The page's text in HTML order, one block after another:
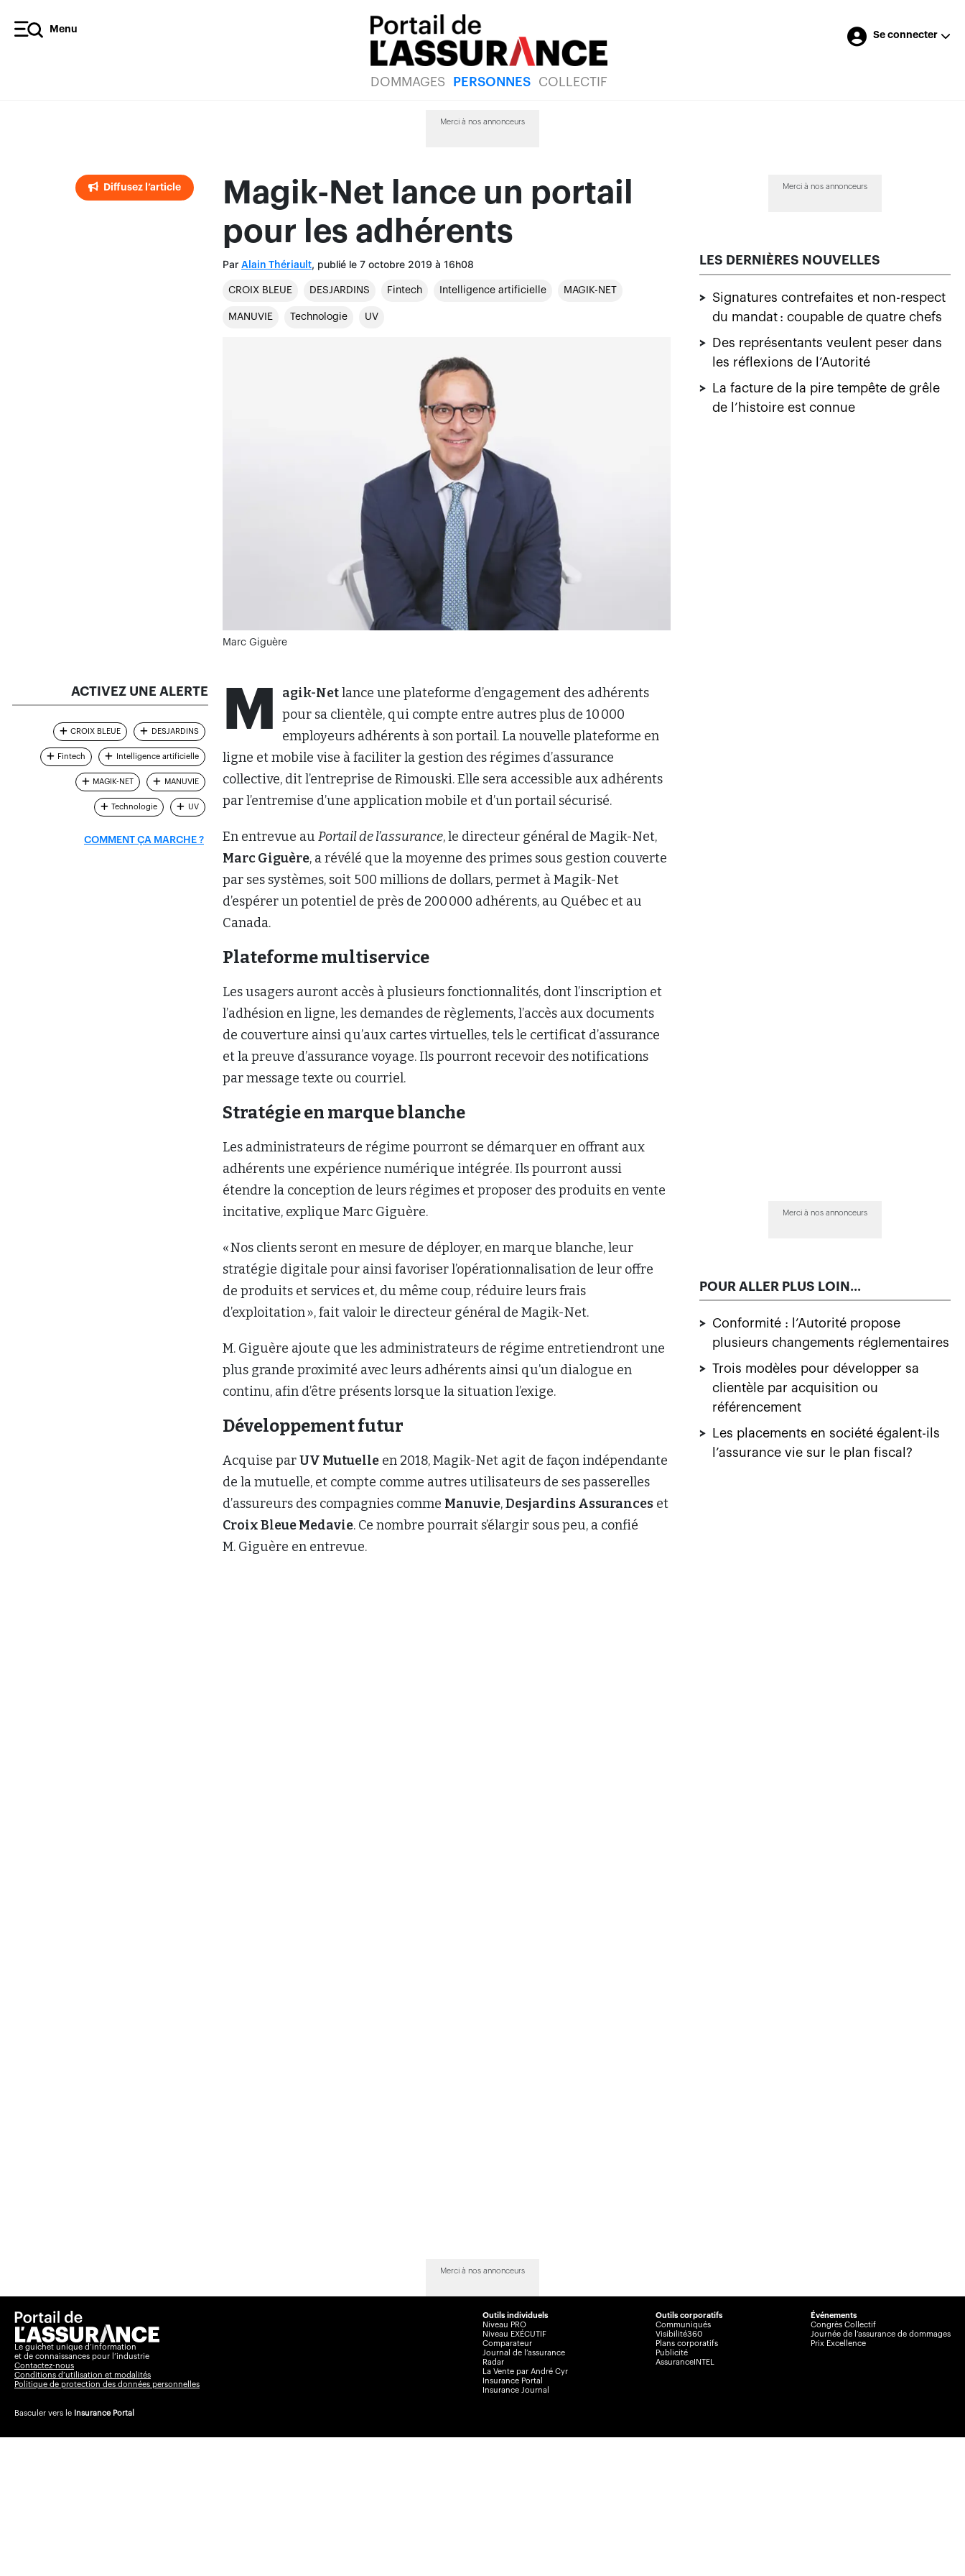
Menu
DOMMAGES PERSONNES COLLECTIF
Se connecter
Merci à nos annonceurs
Diffusez l’article
Magik-Net lance un portail
pour les adhérents
Par Alain Thériault, publié le 7 octobre 2019 à 16h08
CROIX BLEUE DESJARDINS Fintech Intelligence artificielle MAGIK-NET
MANUVIE Technologie UV
Marc Giguère
M agik-Netlance une plateforme d’engagement des adhérents
pour sa clientèle, qui compte entre autres plus de 10 000
employeurs adhérents à son portail. La nouvelle plateforme en
ligne et mobile vise à faciliter la gestion des régimes d’assurance
collective, dit l’entreprise de Rimouski. Elle sera accessible aux adhérents
par l’entremise d’une application mobile et d’un portail sécurisé.
En entrevue au Portail de l’assurance, le directeur général de Magik-Net,
Marc Giguère, a révélé que la moyenne des primes sous gestion couverte
par ses systèmes, soit 500 millions de dollars, permet à Magik-Net
d’espérer un potentiel de près de 200 000 adhérents, au Québec et au
Canada.
Plateforme multiservice
Les usagers auront accès à plusieurs fonctionnalités, dont l’inscription et
l’adhésion en ligne, les demandes de règlements, l’accès aux documents
de couverture ainsi qu’aux cartes virtuelles, tels le certificat d’assurance
et la preuve d’assurance voyage. Ils pourront recevoir des notifications
par message texte ou courriel.
Stratégie en marque blanche
Les administrateurs de régime pourront se démarquer en offrant aux
adhérents une expérience numérique intégrée. Ils pourront aussi
étendre la conception de leurs régimes et proposer des produits en vente
incitative, explique Marc Giguère.
« Nos clients seront en mesure de déployer, en marque blanche, leur
stratégie digitale pour ainsi favoriser l’opérationnalisation de leur offre
de produits et services et, du même coup, réduire leurs frais
d’exploitation », fait valoir le directeur général de Magik-Net.
M. Giguère ajoute que les administrateurs de régime entretiendront une
plus grande proximité avec leurs adhérents ainsi qu’un dialogue en
continu, afin d’être présents lorsque la situation l’exige.
Développement futur
Acquise parUV Mutuelle en 2018, Magik-Net agit de façon indépendante
de la mutuelle, et compte comme autres utilisateurs de ses passerelles
d’assureurs des compagnies comme Manuvie,Desjardins Assurances et
Croix Bleue Medavie. Ce nombre pourrait s’élargir sous peu, a confié
M. Giguère en entrevue.
ACTIVEZ UNE ALERTE
CROIX BLEUE DESJARDINS
Fintech Intelligence artificielle
MAGIK-NET MANUVIE
Technologie UV
COMMENT ÇA MARCHE ?
Merci à nos annonceurs
LES DERNIÈRES NOUVELLES
> Signatures contrefaites et non-respect
du mandat : coupable de quatre chefs
>
Des représentants veulent peser dans
les réflexions de l’Autorité
>
La facture de la pire tempête de grêle
de l’histoire est connue
Merci à nos annonceurs
POUR ALLER PLUS LOIN...
> Conformité : l’Autorité propose
plusieurs changements réglementaires
> Trois modèles pour développer sa
clientèle par acquisition ou
référencement
>
Les placements en société égalent-ils
l’assurance vie sur le plan fiscal?
Merci à nos annonceurs
Le guichet unique d’information
et de connaissances pour l’industrie
Contactez-nous
Conditions d’utilisation et modalités
Politique de protection des données personnelles
Basculer vers le Insurance Portal
Outils individuels
Niveau PRO
Niveau EXÉCUTIF
Comparateur
Journal de l’assurance
Radar
La Vente par André Cyr
Insurance Portal
Insurance Journal
Outils corporatifs
Communiqués
Visibilité360
Plans corporatifs
Publicité
AssuranceINTEL
Événements
Congrès Collectif
Journée de l’assurance de dommages
Prix Excellence